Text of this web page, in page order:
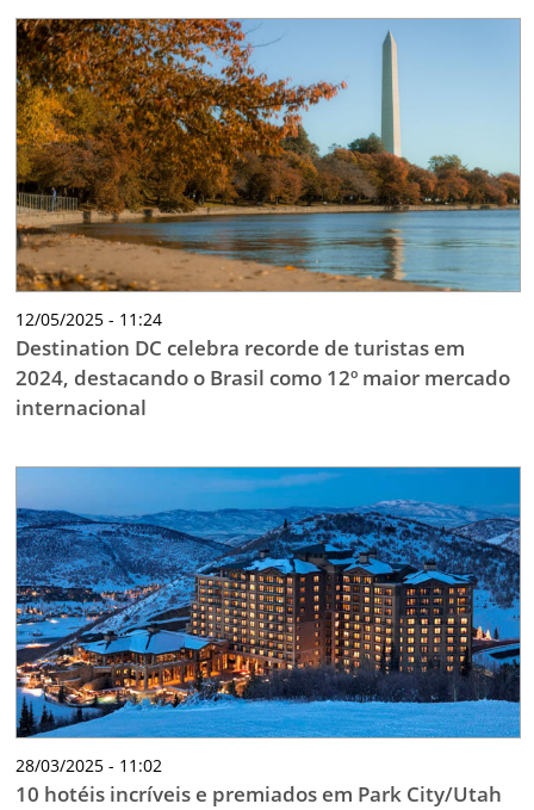
12/05/2025 - 11:24
Destination DC celebra recorde de turistas em
2024, destacando o Brasil como 12º maior mercado
internacional
28/03/2025 - 11:02
10 hotéis incríveis e premiados em Park City/Utah